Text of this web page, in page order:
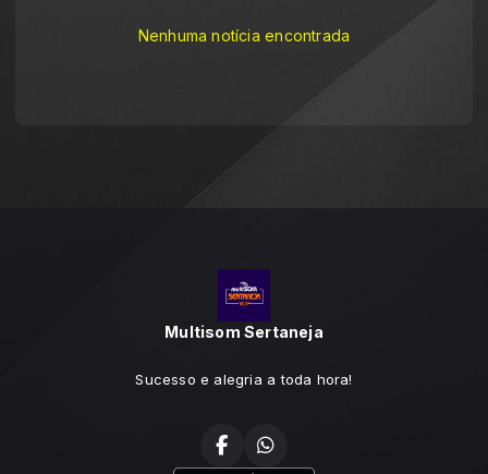
Nenhuma notícia encontrada
Multisom Sertaneja
Sucesso e alegria a toda hora!